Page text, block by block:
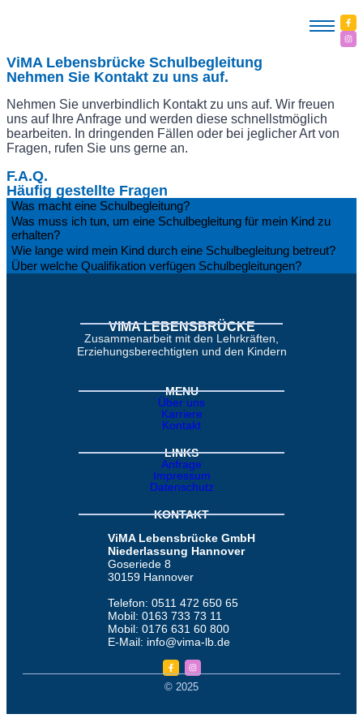
ViMA Lebensbrücke Schulbegleitung
Nehmen Sie Kontakt zu uns auf.
Nehmen Sie unverbindlich Kontakt zu uns auf. Wir freuen
uns auf Ihre Anfrage und werden diese schnellstmöglich
bearbeiten. In dringenden Fällen oder bei jeglicher Art von
Fragen, rufen Sie uns gerne an.
F.A.Q.
Häufig gestellte Fragen
Was macht eine Schulbegleitung?
Was muss ich tun, um eine Schulbegleitung für mein Kind zu
erhalten?
Wie lange wird mein Kind durch eine Schulbegleitung betreut?
Über welche Qualifikation verfügen Schulbegleitungen?
VIMA LEBENSBRÜCKE
Zusammenarbeit mit den Lehrkräften,
Erziehungsberechtigten und den Kindern
MENU
Über uns
Karriere
Kontakt
LINKS
Anfrage
Impressum
Datenschutz
KONTAKT
ViMA Lebensbrücke GmbH
Niederlassung Hannover
Goseriede 8
30159 Hannover
Telefon: 0511 472 650 65
Mobil: 0163 733 73 11
Mobil: 0176 631 60 800
E-Mail: info@vima-lb.de
© 2025